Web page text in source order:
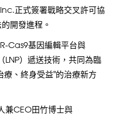
正式簽署戰略交叉許可協
開發進程。
Cas9基因編輯平台與
）遞送技術，共同為臨
療、終身受益"的治療新方
兼CEO田竹博士與